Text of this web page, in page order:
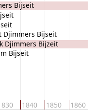
1840 1850 1860
Bijseit
Djimmers Bijseit
Djimmers Bijzeit
Bijseit